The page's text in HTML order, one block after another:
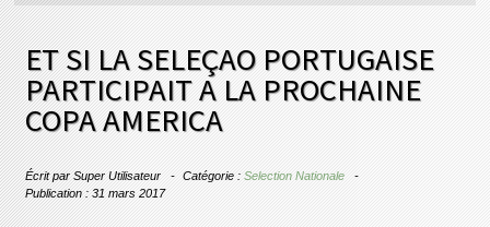
ET SI LA SELEÇAO PORTUGAISE
PARTICIPAIT A LA PROCHAINE
COPA AMERICA
Écrit parSuper Utilisateur Catégorie :Selection Nationale
Publication : 31 mars 2017